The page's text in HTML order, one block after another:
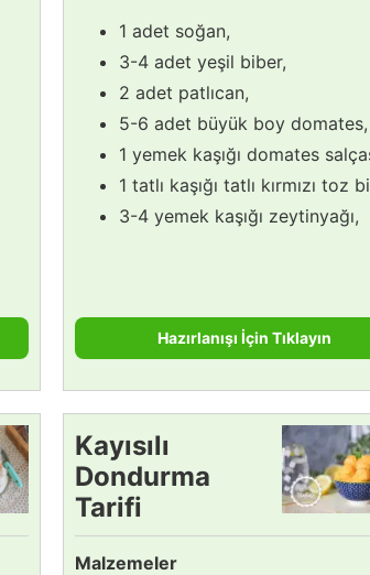
1 adet soğan,
3-4 adet yeşil biber,
2 adet patlıcan,
5-6 adet büyük boy domates,
1 yemek kaşığı domates
1 tatlı kaşığı tatlı kırmızı toz
3-4 yemek kaşığı zeytinyağı,
Hazırlanışı İçin Tıklayın
Kayısılı
Dondurma
Tarifi
Malzemeler